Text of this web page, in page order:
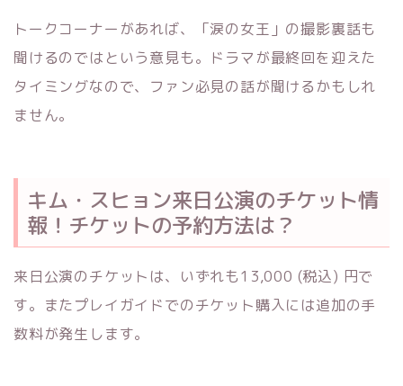
トークコーナーがあれば、「涙の女王」の撮影裏話も
聞けるのではという意見も。ドラマが最終回を迎えた
タイミングなので、ファン必見の話が聞けるかもしれ
ません。
キム・スヒョン来日公演のチケット情
報！チケットの予約方法は？
来日公演のチケットは、いずれも13,000 (税込) 円で
す。またプレイガイドでのチケット購入には追加の手
数料が発生します。